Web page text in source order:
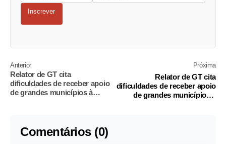
Inscrever
Anterior
Relator de GT cita
dificuldades de receber apoio
de grandes municípios à
Próxima
Relator de GT cita
dificuldades de receber apoio
de grandes municípios à
Comentários (0)